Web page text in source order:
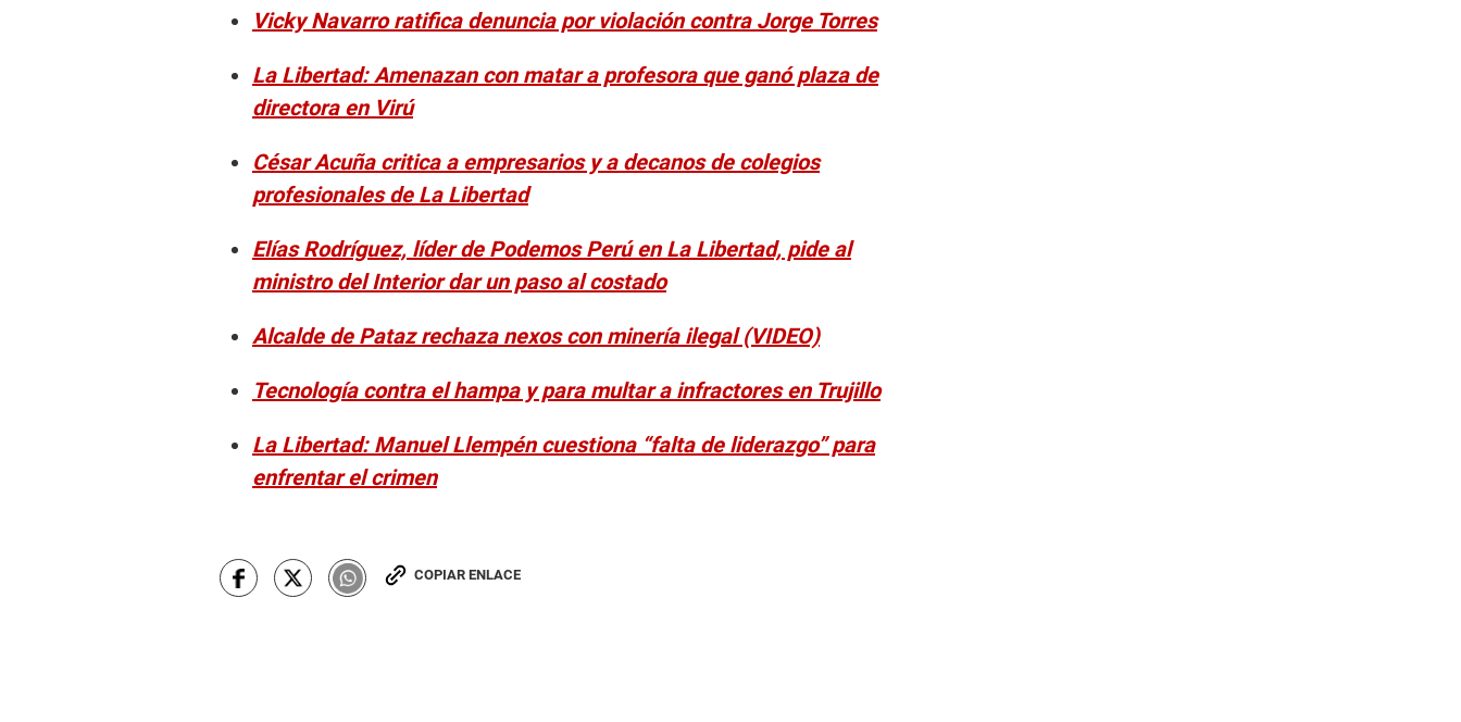
Vicky Navarro ratifica denuncia por violación contra Jorge Torres
La Libertad: Amenazan con matar a profesora que ganó plaza de
directora en Virú
César Acuña critica a empresarios y a decanos de colegios
profesionales de La Libertad
Elías Rodríguez, líder de Podemos Perú en La Libertad, pide al
ministro del Interior dar un paso al costado
Alcalde de Pataz rechaza nexos con minería ilegal (VIDEO)
Tecnología contra el hampa y para multar a infractores en Trujillo
La Libertad: Manuel Llempén cuestiona “falta de liderazgo” para
enfrentar el crimen
COPIAR ENLACE